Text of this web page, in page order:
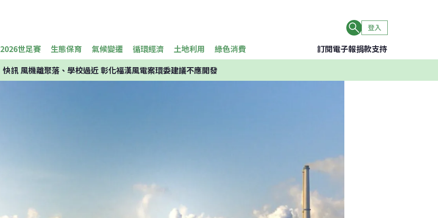
登入
2026世足賽 生態保育 氣候變遷 循環經濟 土地利用 綠色消費 訂閱電子報捐款支持
快訊風機離聚落、學校過近 彰化福漢風電案環委建議不應開發